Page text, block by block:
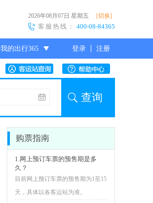
2026年08月07日 星期五 [切换]
客服热线： 400-08-84365
我的出行365 登录 注册
尊敬的会员
查询
购票指南
1.网上预订车票的预售期是多
久？
目前网上预订车票的预售期为1至15
天，具体以各客运站为准。